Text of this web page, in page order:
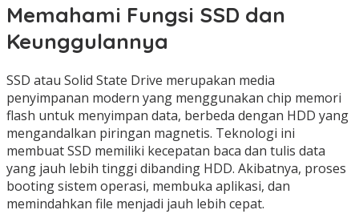
Memahami Fungsi SSD dan
Keunggulannya
SSD atau Solid State Drive merupakan media
penyimpanan modern yang menggunakan chip memori
flash untuk menyimpan data, berbeda dengan HDD yang
mengandalkan piringan magnetis. Teknologi ini
membuat SSD memiliki kecepatan baca dan tulis data
yang jauh lebih tinggi dibanding HDD. Akibatnya, proses
booting sistem operasi, membuka aplikasi, dan
memindahkan file menjadi jauh lebih cepat.